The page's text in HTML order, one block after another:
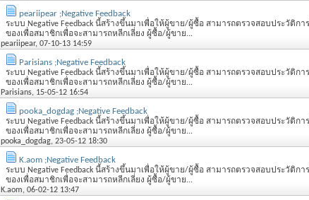
peariipear ;Negative Feedback
ระบบ Negative Feedback นี้สร้างขึ้นมาเพื่อให้ผู้ขาย/ผู้ซื้อ สามารถตรวจสอบประวัติก
ของเพื่อสมาชิกเพื่อจะสามารถหลีกเลี่ยง ผู้ซื้อ/ผู้ขาย...
peariipear, 07-10-13 14:59
Parisians ;Negative Feedback
ระบบ Negative Feedback นี้สร้างขึ้นมาเพื่อให้ผู้ขาย/ผู้ซื้อ สามารถตรวจสอบประวัติก
ของเพื่อสมาชิกเพื่อจะสามารถหลีกเลี่ยง ผู้ซื้อ/ผู้ขาย...
Parisians, 15-05-12 16:54
pooka_dogdag ;Negative Feedback
ระบบ Negative Feedback นี้สร้างขึ้นมาเพื่อให้ผู้ขาย/ผู้ซื้อ สามารถตรวจสอบประวัติก
ของเพื่อสมาชิกเพื่อจะสามารถหลีกเลี่ยง ผู้ซื้อ/ผู้ขาย...
pooka_dogdag, 23-05-12 18:30
K.aom ;Negative Feedback
ระบบ Negative Feedback นี้สร้างขึ้นมาเพื่อให้ผู้ขาย/ผู้ซื้อ สามารถตรวจสอบประวัติก
ของเพื่อสมาชิกเพื่อจะสามารถหลีกเลี่ยง ผู้ซื้อ/ผู้ขาย...
K.aom, 06-02-12 13:47